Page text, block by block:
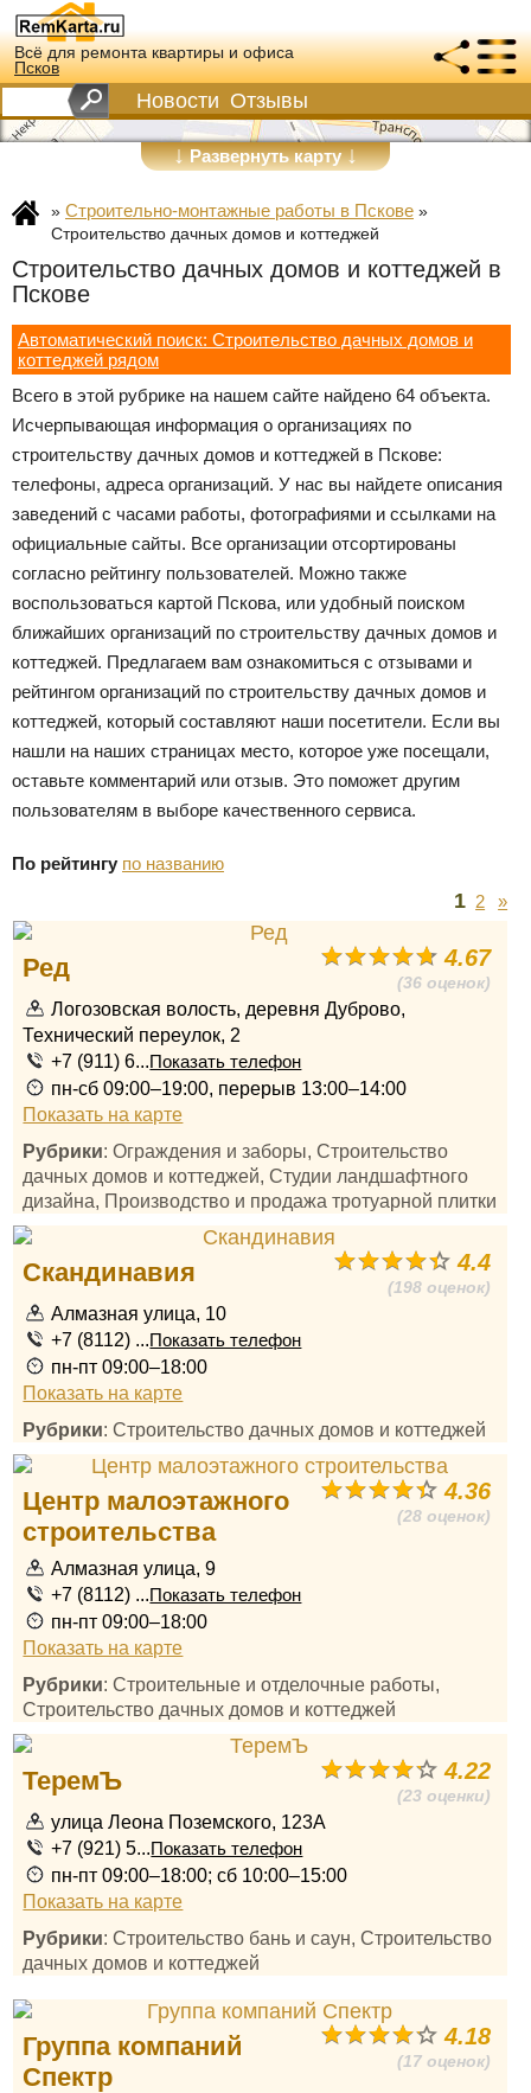
Всё для ремонта квартиры и офиса
Псков
Новости Отзывы
↓Развернуть карту↓
» Строительно-монтажные работы в Пскове »
Строительство дачных домов и коттеджей
Строительство дачных домов и коттеджей в
Пскове
Автоматический поиск: Строительство дачных домов и
коттеджей рядом
Всего в этой рубрике на нашем сайте найдено 64 объекта.
Исчерпывающая информация о организациях по
строительству дачных домов и коттеджей в Пскове:
телефоны, адреса организаций. У нас вы найдете описания
заведений с часами работы, фотографиями и ссылками на
официальные сайты. Все организации отсортированы
согласно рейтингу пользователей. Можно также
воспользоваться картой Пскова, или удобный поиском
ближайших организаций по строительству дачных домов и
коттеджей. Предлагаем вам ознакомиться с отзывами и
рейтингом организаций по строительству дачных домов и
коттеджей, который составляют наши посетители. Если вы
нашли на наших страницах место, которое уже посещали,
оставьте комментарий или отзыв. Это поможет другим
пользователям в выборе качественного сервиса.
По рейтингу по названию
1 2 »
4.67
(36 оценок)
Ред
Логозовская волость, деревня Дуброво,
Технический переулок, 2
+7 (911) 6...Показать телефон
пн-сб 09:00–19:00, перерыв 13:00–14:00
Показать на карте
Рубрики: Ограждения и заборы, Строительство
дачных домов и коттеджей, Студии ландшафтного
дизайна, Производство и продажа тротуарной плитки
4.4
(198 оценок)
Скандинавия
Алмазная улица, 10
+7 (8112) ...Показать телефон
пн-пт 09:00–18:00
Показать на карте
Рубрики: Строительство дачных домов и коттеджей
4.36
(28 оценок)
Центр малоэтажного
строительства
Алмазная улица, 9
+7 (8112) ...Показать телефон
пн-пт 09:00–18:00
Показать на карте
Рубрики: Строительные и отделочные работы,
Строительство дачных домов и коттеджей
4.22
(23 оценки)
ТеремЪ
улица Леона Поземского, 123А
+7 (921) 5...Показать телефон
пн-пт 09:00–18:00; сб 10:00–15:00
Показать на карте
Рубрики: Строительство бань и саун, Строительство
дачных домов и коттеджей
4.18
(17 оценок)
Группа компаний
Спектр